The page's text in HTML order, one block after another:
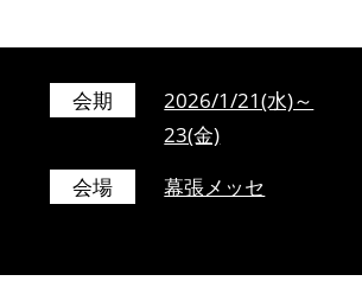
会期
2026/1/21(水)～
23(金)
会場
幕張メッセ